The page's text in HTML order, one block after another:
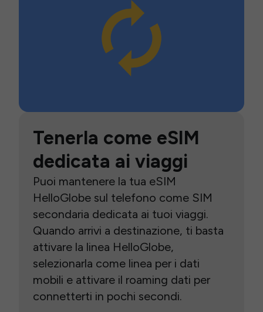
Tenerla come eSIM
dedicata ai viaggi
Puoi mantenere la tua eSIM
HelloGlobe sul telefono come SIM
secondaria dedicata ai tuoi viaggi.
Quando arrivi a destinazione, ti basta
attivare la linea HelloGlobe,
selezionarla come linea per i dati
mobili e attivare il roaming dati per
connetterti in pochi secondi.